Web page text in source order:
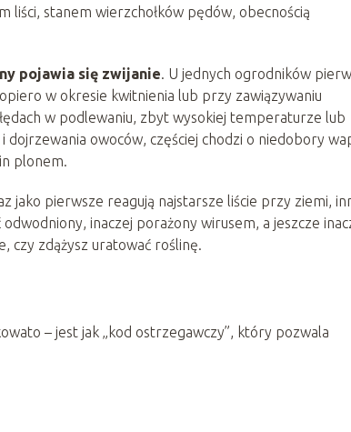
liści, stanem wierzchołków pędów, obecnością
pojawia się zwijanie. U jednych ogrodników
w okresie kwitnienia lub przy zawiązywaniu
w podlewaniu, zbyt wysokiej temperaturze lub
owoców, częściej chodzi o niedobory
plonem.
jako pierwsze reagują najstarsze liście przy ziemi,
inaczej porażony wirusem, a jeszcze
czy zdążysz uratować roślinę.
– jest jak „kod ostrzegawczy”, który pozwala